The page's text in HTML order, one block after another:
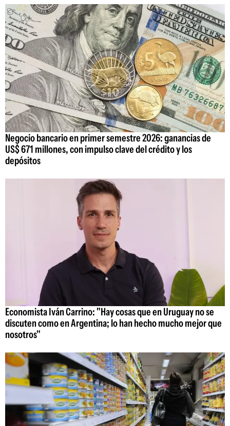
Negocio bancario en primer semestre 2026: ganancias de
US$ 671 millones, con impulso clave del crédito y los
depósitos
Economista Iván Carrino: "Hay cosas que en Uruguay no se
discuten como en Argentina; lo han hecho mucho mejor que
nosotros"